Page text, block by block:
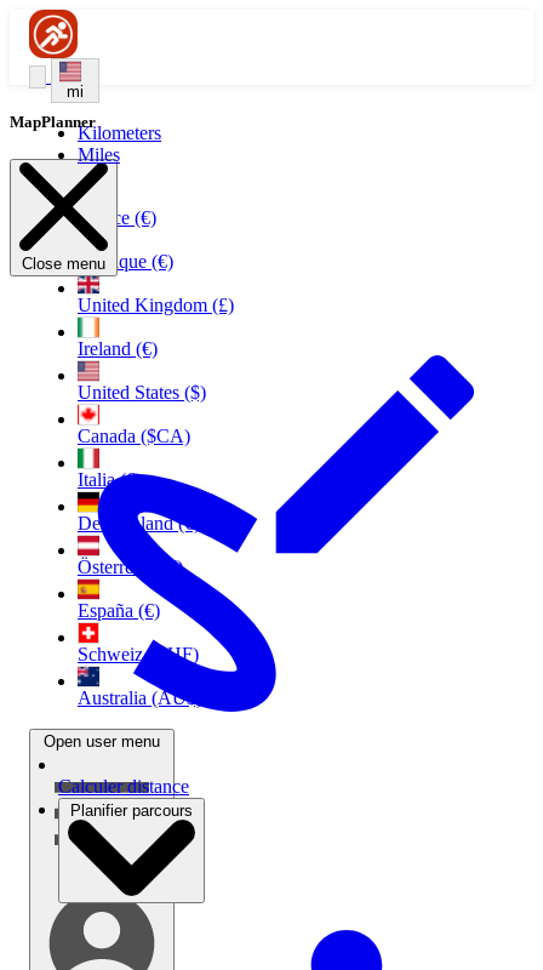
mi
Kilometers
Miles
France (€)
Belgique (€)
United Kingdom (£)
Ireland (€)
United States ($)
Canada ($CA)
Italia (€)
Deutschland (€)
Österreich (€)
España (€)
Schweiz (CHF)
Australia (AU$)
Open user menu
MapPlanner
Close menu
Calculer distance
Planifier parcours